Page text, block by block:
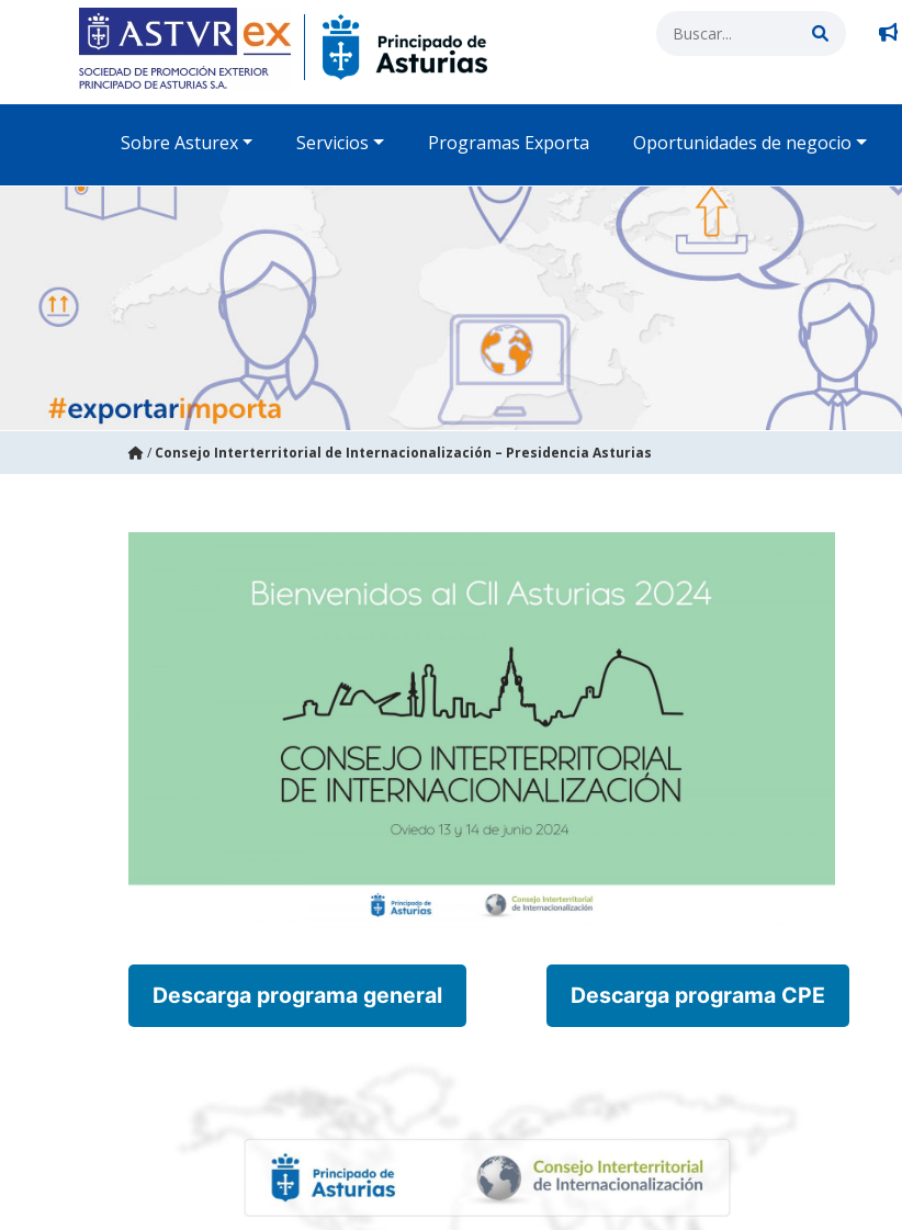
Sobre Asturex Servicios Programas Exporta Oportunidades de negocio
/ Consejo Interterritorial de Internacionalización – Presidencia Asturias
Descarga programa general Descarga programa CPE
astu
¿En que te puedo ayudar hoy?